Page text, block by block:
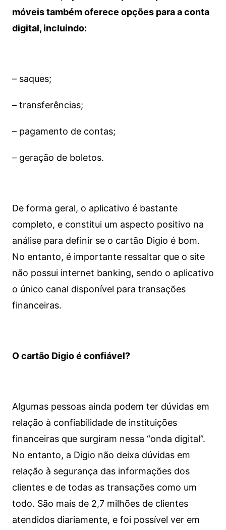
móveis também oferece opções para a conta
digital, incluindo:
– saques;
– transferências;
– pagamento de contas;
– geração de boletos.
De forma geral, o aplicativo é bastante
completo, e constitui um aspecto positivo na
análise para definir se o cartão Digio é bom.
No entanto, é importante ressaltar que o site
não possui internet banking, sendo o aplicativo
o único canal disponível para transações
financeiras.
O cartão Digio é confiável?
Algumas pessoas ainda podem ter dúvidas em
relação à confiabilidade de instituições
financeiras que surgiram nessa “onda digital”.
No entanto, a Digio não deixa dúvidas em
relação à segurança das informações dos
clientes e de todas as transações como um
todo. São mais de 2,7 milhões de clientes
atendidos diariamente, e foi possível ver em